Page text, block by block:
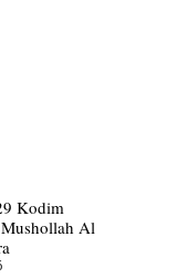
Kodim
Al